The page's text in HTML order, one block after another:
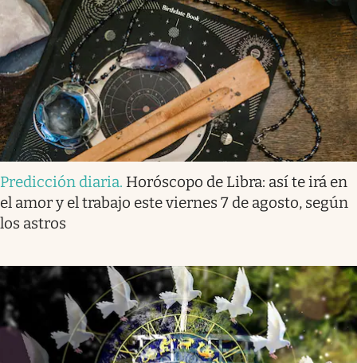
Predicción diaria. Horóscopo de Libra: así te irá en
el amor y el trabajo este viernes 7 de agosto, según
los astros